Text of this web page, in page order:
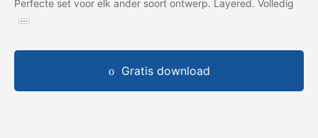
Perfecte set voor elk ander soort ontwerp. Layered. Volledig
Gratis download